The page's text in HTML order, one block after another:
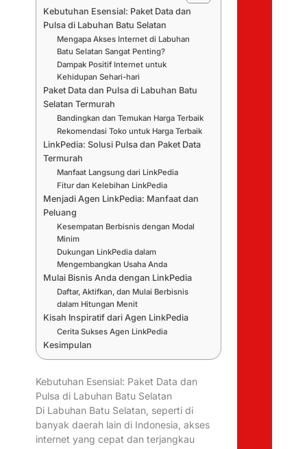
Kebutuhan Esensial: Paket Data dan
Pulsa di Labuhan Batu Selatan
Mengapa Akses Internet di Labuhan
Batu Selatan Sangat Penting?
Dampak Positif Internet untuk
Kehidupan Sehari-hari
Paket Data dan Pulsa di Labuhan Batu
Selatan Termurah
Bandingkan dan Temukan Harga Terbaik
Rekomendasi Toko untuk Harga Terbaik
LinkPedia: Solusi Pulsa dan Paket Data
Termurah
Manfaat Langsung dari LinkPedia
Fitur dan Kelebihan LinkPedia
Menjadi Agen LinkPedia: Manfaat dan
Peluang
Kesempatan Berbisnis dengan Modal
Minim
Dukungan LinkPedia dalam
Mengembangkan Usaha Anda
Mulai Bisnis Anda dengan LinkPedia
Daftar, Aktifkan, dan Mulai Berbisnis
dalam Hitungan Menit
Kisah Inspiratif dari Agen LinkPedia
Cerita Sukses Agen LinkPedia
Kesimpulan
Kebutuhan Esensial: Paket Data dan
Pulsa di Labuhan Batu Selatan
Di Labuhan Batu Selatan, seperti di
banyak daerah lain di Indonesia, akses
internet yang cepat dan terjangkau